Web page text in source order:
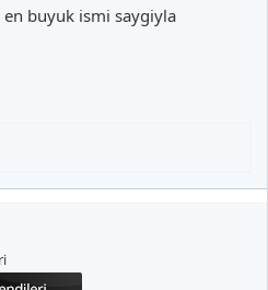
buyuk ismi saygiyla